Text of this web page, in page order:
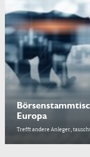
Europa
Trefft andere Anleger,